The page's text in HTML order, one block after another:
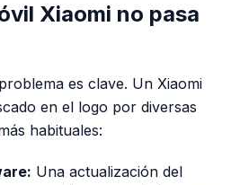
Xiaomi no pasa
es clave. Un Xiaomi
en el logo por diversas
habituales:
Una actualización del